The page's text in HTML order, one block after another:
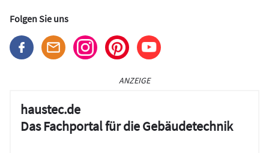
Folgen Sie uns
ANZEIGE
haustec.de
Das Fachportal für die Gebäudetechnik